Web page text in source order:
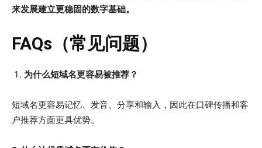
来发展建立更稳固的数字基础。
FAQs（常见问题）
为什么短域名更容易被推荐？
短域名更容易记忆、发音、分享和输入，因此在口碑传播和客
户推荐方面更具优势。